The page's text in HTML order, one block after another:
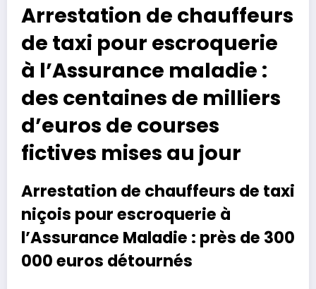
Arrestation de chauffeurs
de taxi pour escroquerie
à l’Assurance maladie :
des centaines de milliers
d’euros de courses
fictives mises au jour
Arrestation de chauffeurs de taxi
niçois pour escroquerie à
l’Assurance Maladie : près de 300
000 euros détournés